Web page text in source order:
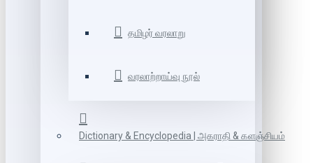
தமிழர் வரலாறு
வரலாற்றாய்வு நூல்
Dictionary & Encyclopedia | அகராதி & களஞ்சியம்